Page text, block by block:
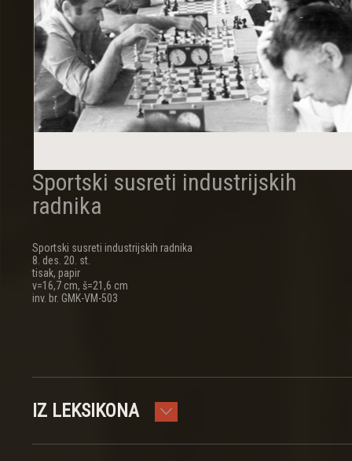
Sportski susreti industrijskih
radnika
Sportski susreti industrijskih radnika
8. des. 20. st.
tisak, papir
v=16,7 cm, š=21,6 cm
inv. br. GMK-VM-503
IZ LEKSIKONA